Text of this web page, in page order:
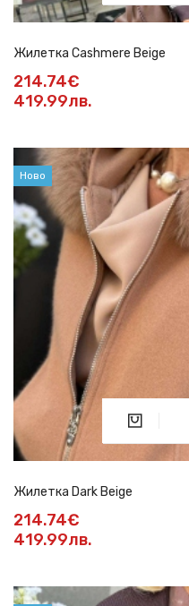
Жилетка Cashmere Beige
214.74€
419.99лв.
Ново
Жилетка Dark Beige
214.74€
419.99лв.